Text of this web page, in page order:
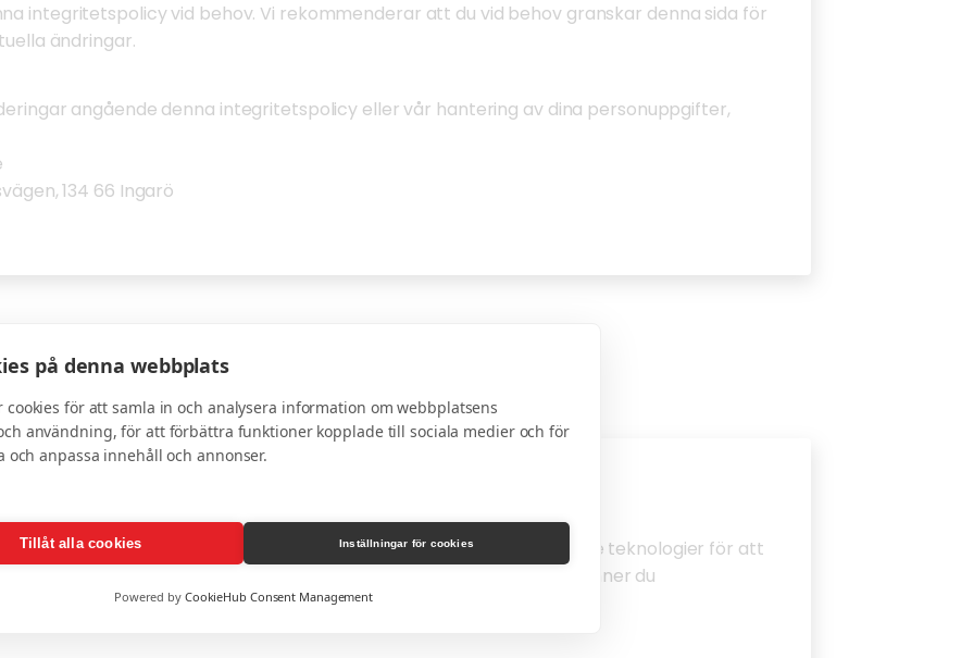
på denna webbplats
cookies för att samla in och analysera information om webbplatsens
användning, för att förbättra funktioner kopplade till sociala medier och för
och anpassa innehåll och annonser.
Tillåt alla cookies Inställningar för cookies
Powered by CookieHub Consent Management
integritetspolicy vid behov. Vi rekommenderar att du vid behov granskar denna sida för
ändringar.
angående denna integritetspolicy eller vår hantering av dina personuppgifter,
134 66 Ingarö
Väg Ingarö AB
& Väg Ingarö AB (markochvag.se) använder cookies och liknande teknologier för att
du besöker vår webbplats. Genom att använda webbplatsen godkänner du
med denna policy.